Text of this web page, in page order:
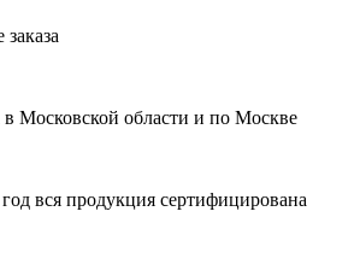
в Московской области и по Москве
вся продукция сертифицирована